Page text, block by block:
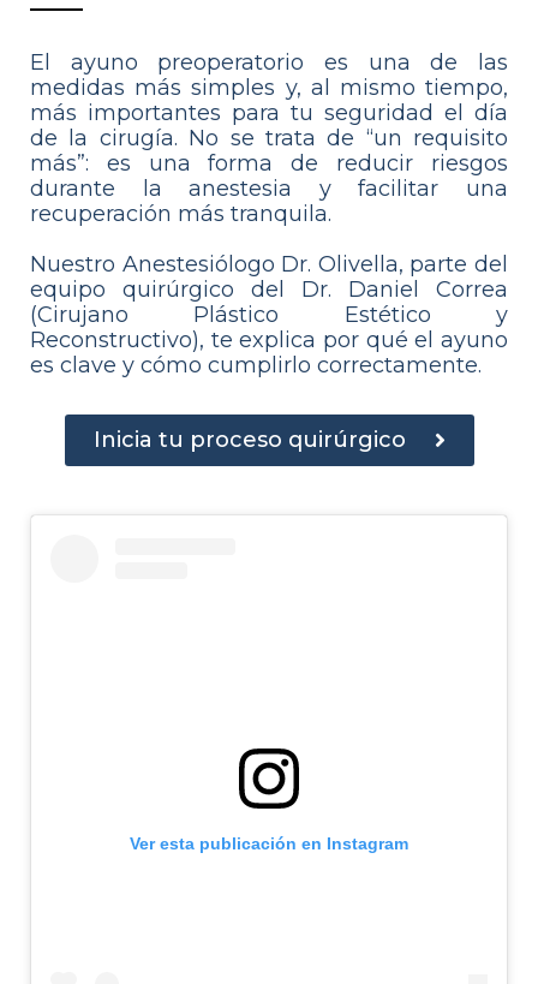
El ayuno preoperatorio es una de las
medidas más simples y, al mismo tiempo,
más importantes para tu seguridad el día
de la cirugía. No se trata de “un requisito
más”: es una forma de reducir riesgos
durante la anestesia y facilitar una
recuperación más tranquila.
Nuestro Anestesiólogo Dr. Olivella, parte del
equipo quirúrgico del Dr. Daniel Correa
(Cirujano Plástico Estético y
Reconstructivo), te explica por qué el ayuno
es clave y cómo cumplirlo correctamente.
Inicia tu proceso quirúrgico
Ver esta publicación en Instagram